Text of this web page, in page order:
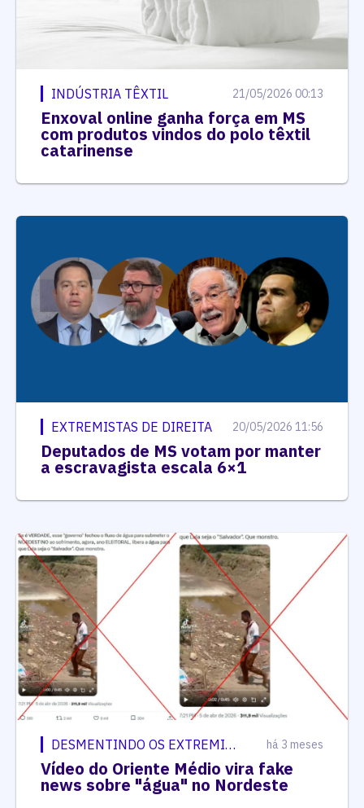
INDÚSTRIA TÊXTIL 21/05/2026 00:13
Enxoval online ganha força em MS
com produtos vindos do polo têxtil
catarinense
EXTREMISTAS DE DIREITA 20/05/2026 11:56
Deputados de MS votam por manter
a escravagista escala 6×1
DESMENTINDO OS EXTREMISTAS há 3 meses
Vídeo do Oriente Médio vira fake
news sobre "água" no Nordeste